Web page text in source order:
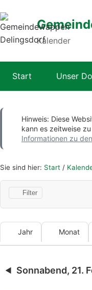
Kalender
Start Unser
Hinweis: Diese
kann es zeitweise
Informationen zu
Sie sind hier: Start /
Filter
Jahr Monat
◀ Sonnabend, 21.